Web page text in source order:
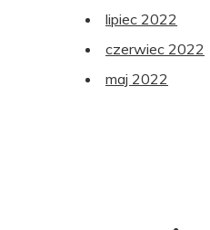
lipiec 2022
czerwiec 2022
maj 2022